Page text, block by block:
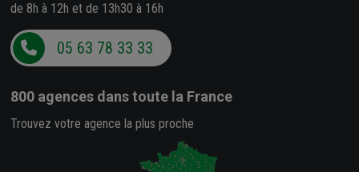
de 8h à 12h et de 13h30 à 16h
05 63 78 33 33
800 agences dans toute la France
Trouvez votre agence la plus proche